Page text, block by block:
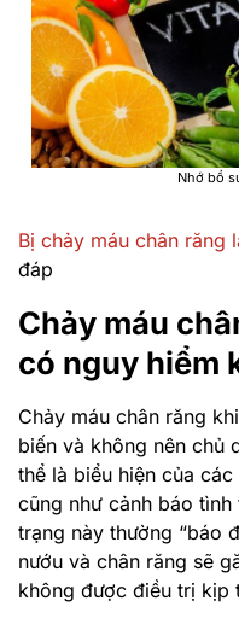
Nhớ bổ
Bị chảy máu chân răng
đáp
Chảy máu
có nguy hiểm
Chảy máu chân răng
biến và không nên chủ
thể là biểu hiện của
cũng như cảnh báo
trạng này thường “báo
nướu và chân răng sẽ
không được điều trị kịp